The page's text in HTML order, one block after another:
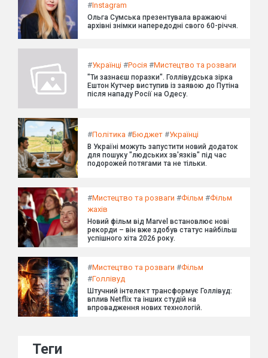
#Instagram
Ольга Сумська презентувала вражаючі
архівні знімки напередодні свого 60-річчя.
#Українці #Росія #Мистецтво та розваги
"Ти зазнаєш поразки". Голлівудська зірка
Ештон Кутчер виступив із заявою до Путіна
після нападу Росії на Одесу.
#Політика #Бюджет #Українці
В Україні можуть запустити новий додаток
для пошуку "людських зв'язків" під час
подорожей потягами та не тільки.
#Мистецтво та розваги #Фільм #Фільм
жахів
Новий фільм від Marvel встановлює нові
рекорди – він вже здобув статус найбільш
успішного хіта 2026 року.
#Мистецтво та розваги #Фільм
#Голлівуд
Штучний інтелект трансформує Голлівуд:
вплив Netflix та інших студій на
впровадження нових технологій.
Теги